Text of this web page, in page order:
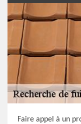
Faire appel à un